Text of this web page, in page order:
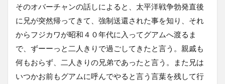
そのオバーチャンの話しによると、太平洋戦争勃発直後
に兄が突然帰ってきて、強制送還された事を知り、それ
からフジカワが昭和４０年代に入ってグアムへ渡るま
で、ずーーっと二人きりで過ごしてきたと言う。親戚も
何もおらず、二人きりの兄弟であったと言う。また兄は
いつかお前もグアムに呼んでやると言う言葉を残して行